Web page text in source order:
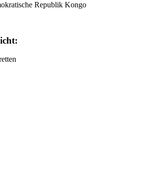
Republik Kongo